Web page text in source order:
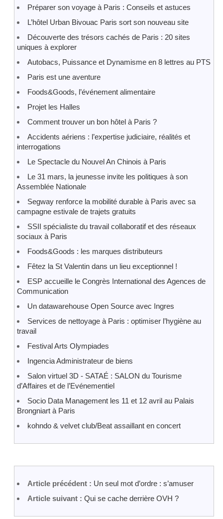
Préparer son voyage à Paris : Conseils et astuces
L’hôtel Urban Bivouac Paris sort son nouveau site
Découverte des trésors cachés de Paris : 20 sites
uniques à explorer
Autobacs, Puissance et Dynamisme en 8 lettres au PTS
Paris est une aventure
Foods&Goods, l’événement alimentaire
Projet les Halles
Comment trouver un bon hôtel à Paris ?
Accidents aériens : l’expertise judiciaire, réalités et
interrogations
Le Spectacle du Nouvel An Chinois à Paris
Le 31 mars, la jeunesse invite les politiques à son
Assemblée Nationale
Segway renforce la mobilité durable à Paris avec sa
campagne estivale de trajets gratuits
SSII spécialiste du travail collaboratif et des réseaux
sociaux à Paris
Foods&Goods : les marques distributeurs
Fêtez la St Valentin dans un lieu exceptionnel !
ESP accueille le Congrès International des Agences de
Communication
Un datawarehouse Open Source avec Ingres
Services de nettoyage à Paris : optimiser l’hygiène au
travail
Festival Arts Olympiades
Ingencia Administrateur de biens
Salon virtuel 3D - SATAÉ : SALON du Tourisme
d’Affaires et de l’Evénementiel
Socio Data Management les 11 et 12 avril au Palais
Brongniart à Paris
kohndo & velvet club/Beat assaillant en concert
Article précédent : Un seul mot d’ordre : s’amuser
Article suivant : Qui se cache derrière OVH ?